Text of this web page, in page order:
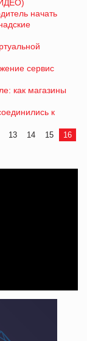
начать
сервис
как магазины
к
13 14 15
16